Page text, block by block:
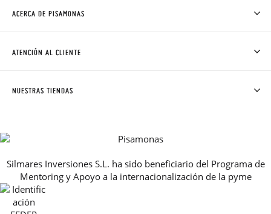
ACERCA DE PISAMONAS
CÓMO COMPRAR
AVISO LEGAL, PRIVACIDAD Y COOKIES
GUIA DE TALLAS
REBAJAS
ATENCIÓN AL CLIENTE
NUESTRAS TIENDAS
Silmares Inversiones S.L. ha sido beneficiario del Programa de
Mentoring y Apoyo a la internacionalización de la pyme